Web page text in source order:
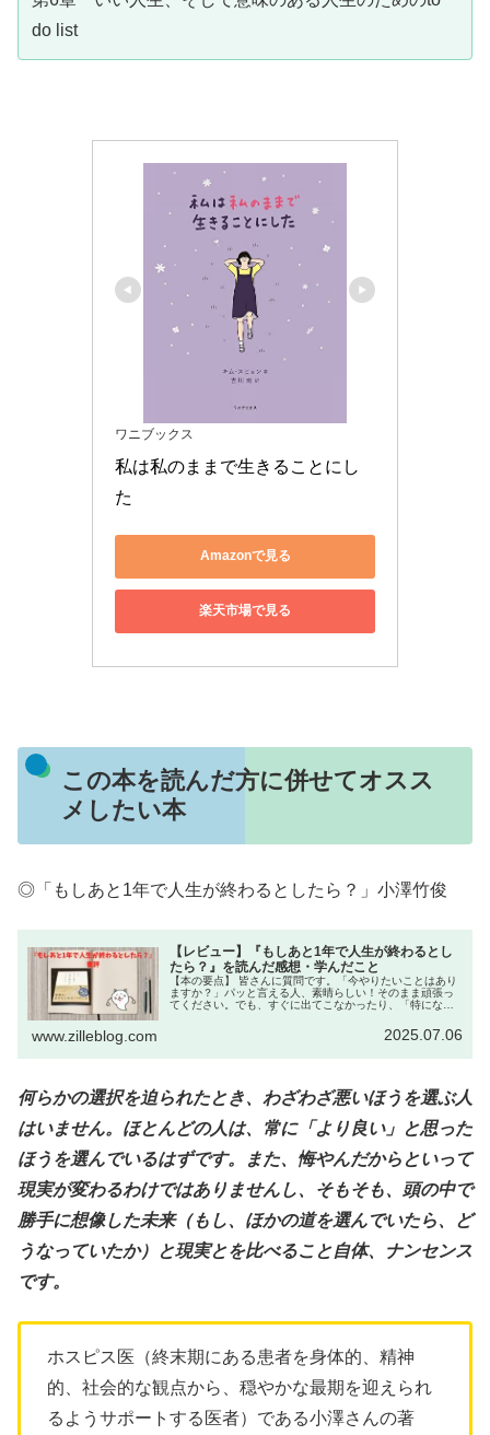
do list
ワニブックス
私は私のままで生きることにし
た
Amazonで見る
楽天市場で見る
この本を読んだ方に併せてオスス
メしたい本
◎「もしあと1年で人生が終わるとしたら？」小澤竹俊
【レビュー】『もしあと1年で人生が終わるとし
たら？』を読んだ感想・学んだこと
【本の要点】 皆さんに質問です。「今やりたいことはあり
ますか？」パッと言える人、素晴らしい！そのまま頑張っ
てください。でも、すぐに出てこなかったり、「特にない
www.zilleblog.com 2025.07.06
何らかの選択を迫られたとき、わざわざ悪いほうを選ぶ人
はいません。ほとんどの人は、常に「より良い」と思った
ほうを選んでいるはずです。また、悔やんだからといって
現実が変わるわけではありませんし、そもそも、頭の中で
勝手に想像した未来（もし、ほかの道を選んでいたら、ど
うなっていたか）と現実とを比べること自体、ナンセンス
です。
ホスピス医（終末期にある患者を身体的、精神
的、社会的な観点から、穏やかな最期を迎えられ
るようサポートする医者）である小澤さんの著